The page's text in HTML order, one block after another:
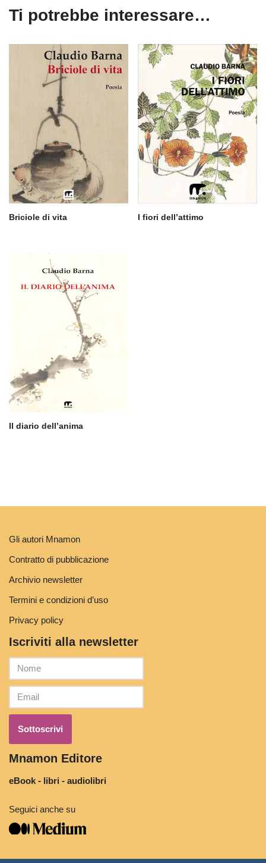
Ti potrebbe interessare…
Briciole di vita I fiori dell’attimo
Il diario dell’anima
Gli autori Mnamon
Contratto di pubblicazione
Archivio newsletter
Termini e condizioni d’uso
Privacy policy
Iscriviti alla newsletter
Mnamon Editore
eBook - libri - audiolibri
Seguici anche su